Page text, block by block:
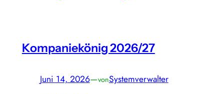
Kompaniekönig 2026/27
Juni 14, 2026—vonSystemverwalter